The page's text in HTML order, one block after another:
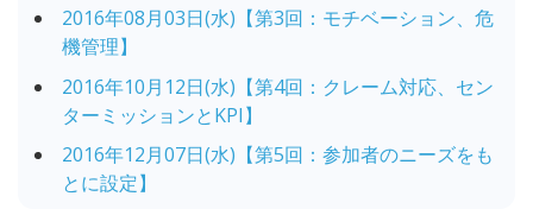
2016年08月03日(水)【第3回：モチベーション、危
機管理】
2016年10月12日(水)【第4回：クレーム対応、セン
ターミッションとKPI】
2016年12月07日(水)【第5回：参加者のニーズをも
とに設定】